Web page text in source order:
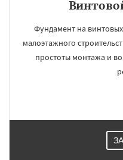
Фундамент на
малоэтажного
простоты монтажа и